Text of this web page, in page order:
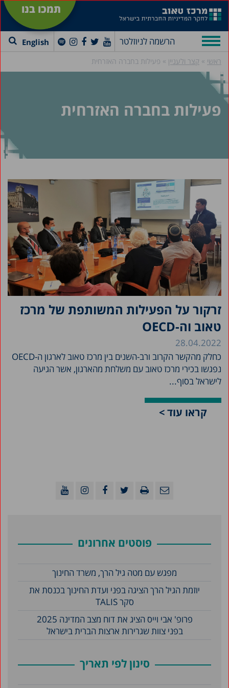
תמכו בנו
הרשמה לניוזלטר English
ראשי » קצר ולעניין » פעילות בחברה האזרחית
פעילות בחברה האזרחית
זרקור על הפעילות המשותפת של מרכז
טאוב וה-OECD
28.04.2022
כחלק מהקשר הקרוב ורב-השנים בין מרכז טאוב לארגון ה-OECD
נפגשו בכירי מרכז טאוב עם משלחת מהארגון, אשר הגיעה
לישראל בסוף...
קראו עוד >
פוסטים אחרונים
מפגש עם מטה גיל הרך, משרד החינוך
יוזמת הגיל הרך הציגה בפני ועדת החינוך בכנסת את
סקר TALIS
פרופ' אבי וייס הציג את דוח מצב המדינה 2025
בפני צוות שגרירות ארצות הברית בישראל
סינון לפי תאריך